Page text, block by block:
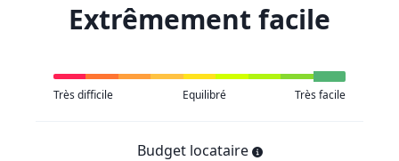
Extrêmement facile
Très difficile Equilibré Très facile
Budget locataire